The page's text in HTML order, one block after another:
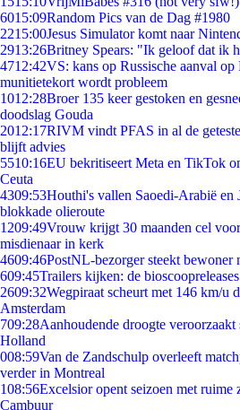
6015:09Random Pics van de Dag #1980
2215:00Jesus Simulator komt naar
2913:26Britney Spears: "Ik geloof dat ik
4712:42VS: kans op Russische aanval
munitietekort wordt probleem
1012:28Broer 135 keer gestoken en
doodslag Gouda
2012:17RIVM vindt PFAS in al de
blijft advies
5510:16EU bekritiseert Meta en TikTok
Ceuta
4309:53Houthi's vallen Saoedi-Arabië en
blokkade olieroute
1209:49Vrouw krijgt 30 maanden cel
misdienaar in kerk
4609:46PostNL-bezorger steekt bewoner
609:45Trailers kijken: de
2609:32Wegpiraat scheurt met 146 km/u
Amsterdam
709:28Aanhoudende droogte
Holland
008:59Van de Zandschulp overleeft
verder in Montreal
108:56Excelsior opent seizoen met ruime
Cambuur